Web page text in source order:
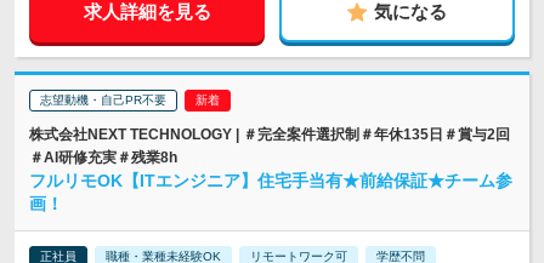
求人詳細を見る 気になる
志望動機・自己PR不要
株式会社NEXT TECHNOLOGY | ＃完全案件選択制＃年休135日＃賞与2回
＃AI研修充実＃残業8h
フルリモOK【ITエンジニア】住宅手当有★前給保証★チーム参
画！
正社員 職種・業種未経験OK リモートワーク可 学歴不問